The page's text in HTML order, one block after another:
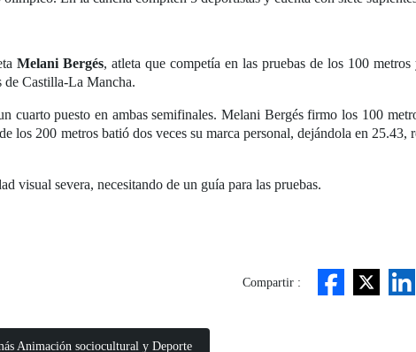
Melani Bergés, atleta que competía en las pruebas de los 100
Castilla-La Mancha.
cuarto puesto en ambas semifinales. Melani Bergés firmo los 100
los 200 metros batió dos veces su marca personal, dejándola en 25.43,
visual severa, necesitando de un guía para las pruebas.
Compartir :
Animación sociocultural y Deporte